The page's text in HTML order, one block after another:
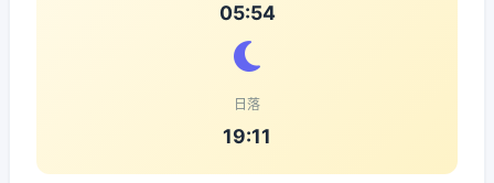
05:54
日落
19:11